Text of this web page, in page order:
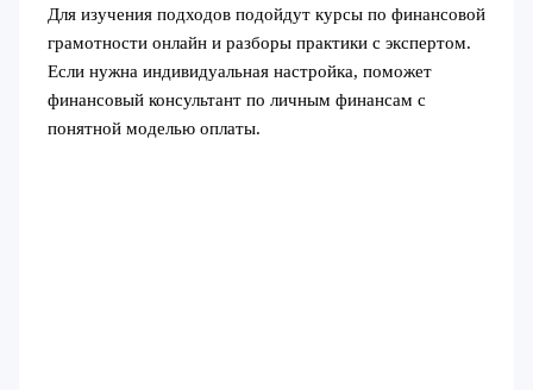
Для изучения подходов подойдут курсы по финансовой
грамотности онлайн и разборы практики с экспертом.
Если нужна индивидуальная настройка, поможет
финансовый консультант по личным финансам с
понятной моделью оплаты.